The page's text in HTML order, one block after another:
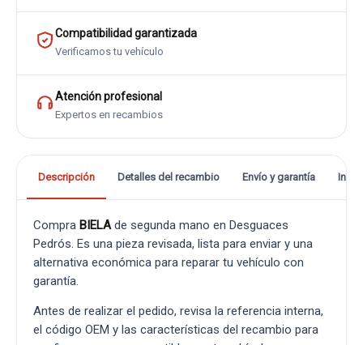
Compatibilidad garantizada
Verificamos tu vehículo
Atención profesional
Expertos en recambios
Descripción Detalles del recambio Envío y garantía
Compra BIELAde segunda mano en Desguaces
Pedrós. Es una pieza revisada, lista para enviar y una
alternativa económica para reparar tu vehículo con
garantía.
Antes de realizar el pedido, revisa la referencia interna,
el código OEM y las características del recambio para